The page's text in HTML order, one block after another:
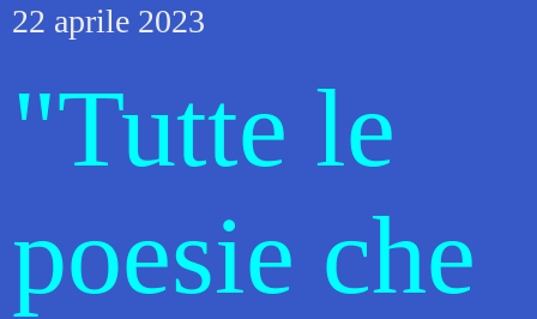
22 aprile 2023
"Tutte le
poesie che